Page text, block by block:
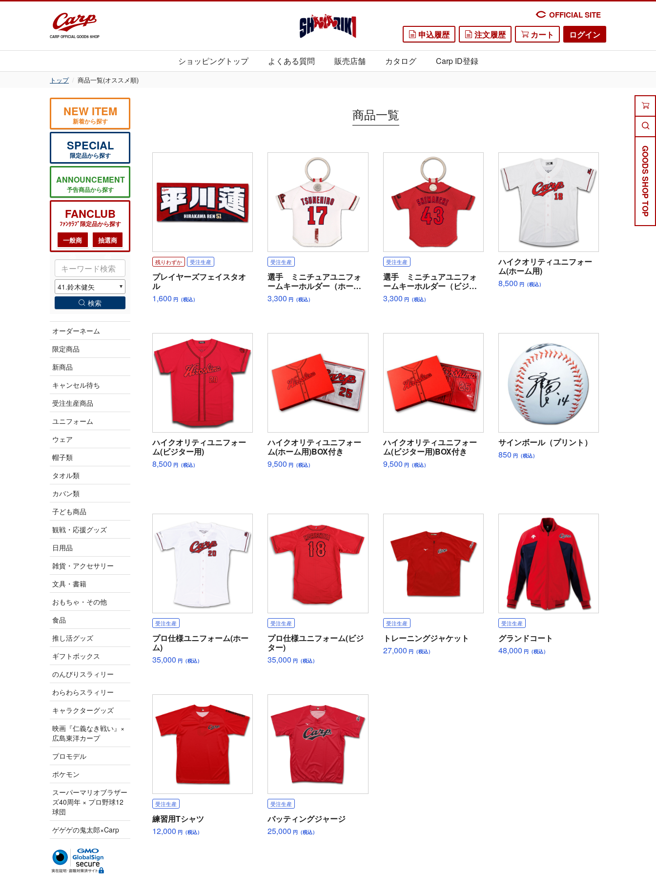
CARP OFFICIAL GOODS SHOP
OFFICIAL SITE
申込履歴 注文履歴 カート ログイン
ショッピングトップ よくある質問 販売店舗 カタログ Carp ID登録
トップ 商品一覧(オススメ順)
NEW ITEM
新着から探す
SPECIAL
限定品から探す
ANNOUNCEMENT
予告商品から探す
FANCLUB
ﾌｧﾝｸﾗﾌﾞ限定品から探す
一般商
抽選商
検索
オーダーネーム
限定商品
新商品
キャンセル待ち
受注生産商品
ユニフォーム
ウェア
帽子類
タオル類
カバン類
子ども商品
観戦・応援グッズ
日用品
雑貨・アクセサリー
文具・書籍
おもちゃ・その他
食品
推し活グッズ
ギフトボックス
のんびりスラィリー
わらわらスラィリー
キャラクターグッズ
映画『仁義なき戦い』×
広島東洋カープ
プロモデル
ポケモン
スーパーマリオブラザー
ズ40周年 × プロ野球12
球団
ゲゲゲの鬼太郎×Carp
GOODS SHOP TOP
商品一覧
残りわずか 受注生産
プレイヤーズフェイスタオ
ル
1,600 円（税込）
受注生産
選手 ミニチュアユニフォ
ームキーホルダー（ホー
ム）
3,300 円（税込）
受注生産
選手 ミニチュアユニフォ
ームキーホルダー（ビジタ
ー）
3,300 円（税込）
ハイクオリティユニフォー
ム(ホーム用)
8,500 円（税込）
ハイクオリティユニフォー
ム(ビジター用)
8,500 円（税込）
ハイクオリティユニフォー
ム(ホーム用)BOX付き
9,500 円（税込）
ハイクオリティユニフォー
ム(ビジター用)BOX付き
9,500 円（税込）
サインボール（プリント）
850 円（税込）
受注生産
プロ仕様ユニフォーム(ホー
ム)
35,000 円（税込）
受注生産
プロ仕様ユニフォーム(ビジ
ター)
35,000 円（税込）
受注生産
トレーニングジャケット
27,000 円（税込）
受注生産
グランドコート
48,000 円（税込）
受注生産
練習用Tシャツ
12,000 円（税込）
受注生産
バッティングジャージ
25,000 円（税込）